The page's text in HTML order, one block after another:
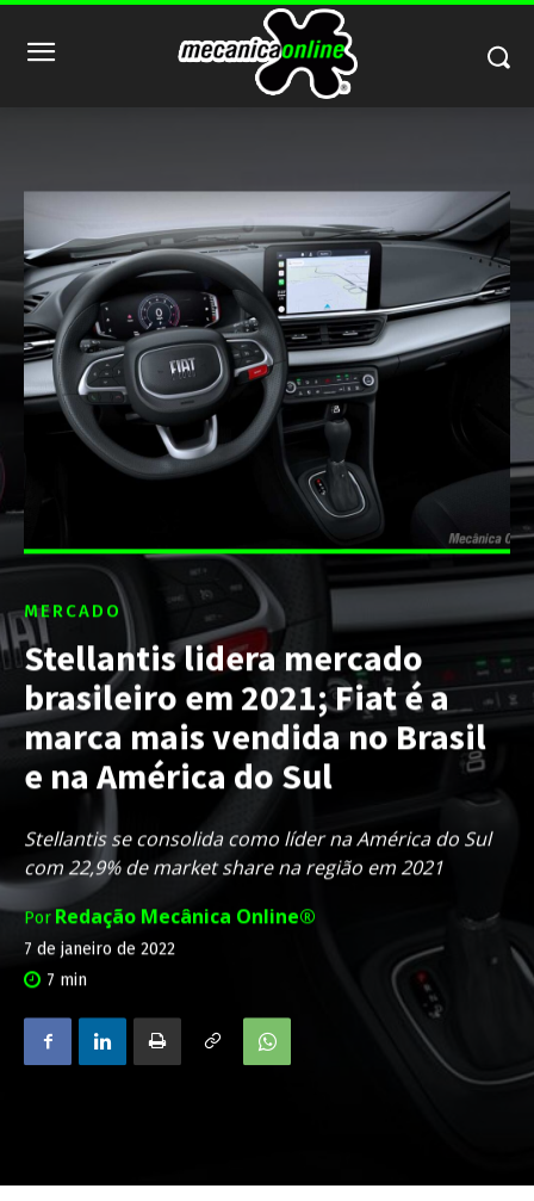
MERCADO
Stellantis lidera mercado
brasileiro em 2021; Fiat é a
marca mais vendida no Brasil
e na América do Sul
Stellantis se consolida como líder na América do Sul
com 22,9% de market share na região em 2021
Por Redação Mecânica Online®
7 de janeiro de 2022
7 min